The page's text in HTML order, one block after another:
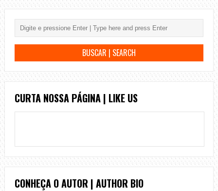
CURTA NOSSA PÁGINA | LIKE US
CONHEÇA O AUTOR | AUTHOR BIO